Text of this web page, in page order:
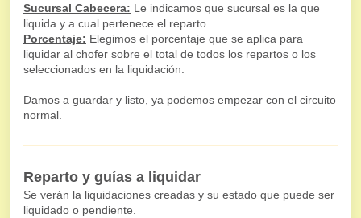
Sucursal Cabecera: Le indicamos que sucursal es la que
liquida y a cual pertenece el reparto.
Porcentaje: Elegimos el porcentaje que se aplica para
liquidar al chofer sobre el total de todos los repartos o los
seleccionados en la liquidación.
Damos a guardar y listo, ya podemos empezar con el circuito
normal.
Reparto y guías a liquidar
Se verán la liquidaciones creadas y su estado que puede ser
liquidado o pendiente.